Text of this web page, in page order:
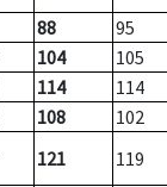
88
95
104
105
114
114
108
102
121
119